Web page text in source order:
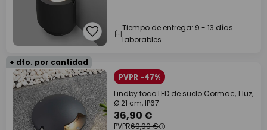
Tiempo de entrega: 9 - 13 días
laborables
+ dto. por cantidad
PVPR -47%
Lindby foco LED de suelo Cormac, 1 luz,
Ø 21 cm, IP67
36,90 €
PVPR69,90 €